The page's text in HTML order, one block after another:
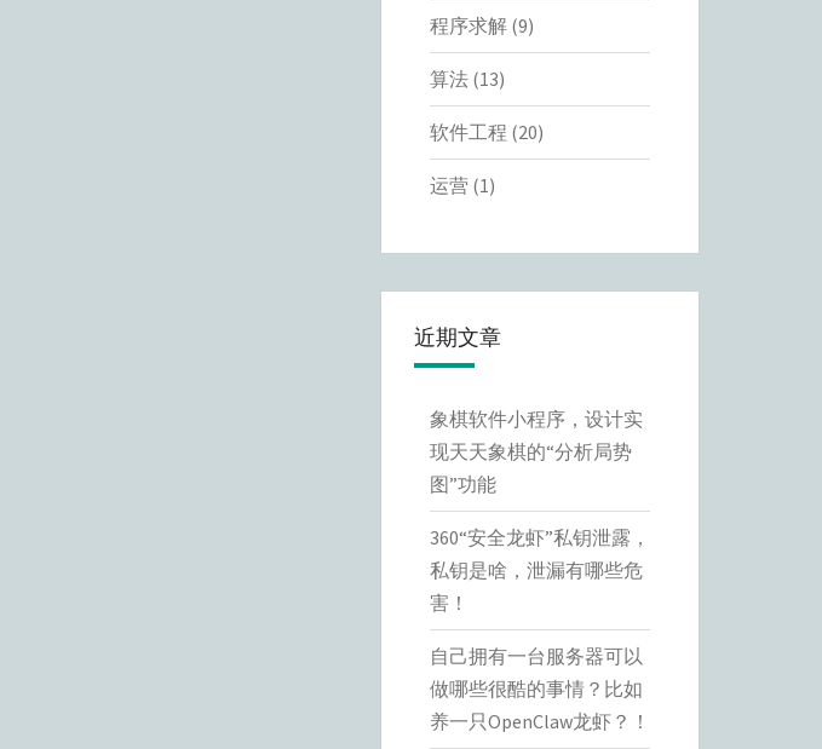
程序求解(9)
算法(13)
软件工程 (20)
运营(1)
近期文章
象棋软件小程序，设计实
现天天象棋的“分析局势
图”功能
360“安全龙虾”私钥泄露，
私钥是啥，泄漏有哪些危
害！
自己拥有一台服务器可以
做哪些很酷的事情？比如
养一只OpenClaw龙虾？！